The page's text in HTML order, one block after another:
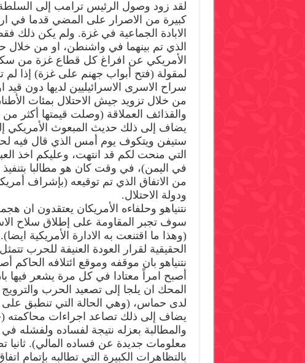
لقد زود وصول الرئيس ترامب إلى السلطة
كبيرة من الاصرار على المضي قدما في
الابادة الجماعية في غزة. ولم يكن ذلك فقط
الذي تم بينهما في واشنطن، او من خلال
الأمريكي عن افراغ كل قطاع غزة من
لمقولة (فتح أبواب جهنم على غزة) إذا
سراح الاسرى الاسرائيليين لديها دون
من خلال تزويد جيش الاحتلال بمئات
والقذائف العملاقة (وصلت قيمتها أكثر من
يضاف إلى ذلك حديث المبعوث الأمريكي
ستيفن ويتكوف يوم أمس الذي قال فيه
التي منحت لكم قد انتهت، وعليكم اخذ
في اليمن)، في وقت كان هو مطالبا بتنفيذ
من الاتفاق الذي تم توقيعه (بإشراف
ودولة الاحتلال.
نتنياهو وحلفاءه الأمريكان يعتقدون ان
سوف تجبر المقاومة على إطلاق سلاح
(وهذا ما اقتنعت به الادارة الأمريكية
الحقيقية لقرار العودة العنيفة للحرب
نتنياهو بان موقفه وموقع ائتلافه الحاكم
أصبح امراً معتادا في كل مرة يشعر
المحك ان يلجا إلى تصعيد الحرب
لدى حماس، (وهي الحالة التي تنطبق على
والمطالبة بعزله نتيجة لفساده ولفشله
معلومات جديدة عن فساده المالي). ثانيا
بالتظاهرات الكبيرة التي تطالبه بإتمام